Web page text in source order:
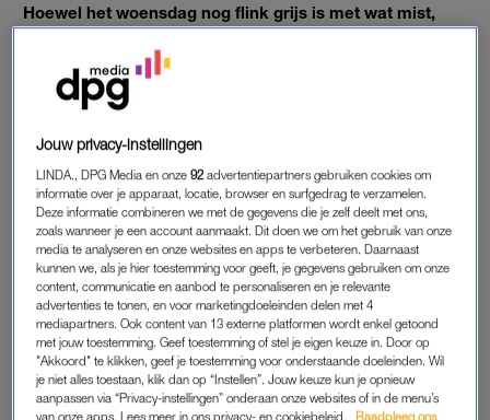
Hoewel het woensdag nog flink grijs is met wat mist,
dat er flink wat zon op komst is, en dat het vrijdag zelfs
een zonovergoten, lenteachtige dag wordt.
Na een grijze, sombere februari is het eindelijk tijd voor flink
wat zonuren.
ZONOVERGOTEN WEERBEELD
Vanaf donderdag kunnen we eindelijk genieten van het
lenteweer. “We krijgen donderdag lenteachtige taferelen. Het
is overal droog en de zon schijnt uitbundig. De temperatuur
valt met 11 tot 13 graden weer wat hoger uit dan voorgaande
dagen. Door het zonovergoten weerbeeld, in combinatie met
weinig wind, voelt het zelfs een beetje lenteachtig aan”, meldt
Jouw privacy-instellingen
LINDA., DPG Media en onze92 advertentiepartners gebruiken cookies om
informatie over je apparaat, locatie, browser en surfgedrag te verzamelen.
Deze informatie combineren we met de gegevens die je zelf deelt met ons,
zoals wanneer je een account aanmaakt. Dit doen we om het gebruik van onze
media te analyseren en onze websites en apps te verbeteren. Daarnaast
kunnen we, als je hier toestemming voor geeft, je gegevens gebruiken om onze
content, communicatie en aanbod te personaliseren en je relevante
advertenties te tonen, en voor marketingdoeleinden delen met 4
mediapartners. Ook content van 13 externe platformen wordt enkel getoond
met jouw toestemming. Geef toestemming of stel je eigen keuze in. Door op
"Akkoord" te klikken, geef je toestemming voor onderstaande doeleinden. Wil
je niet alles toestaan, klik dan op “Instellen”. Jouw keuze kun je opnieuw
aanpassen via “Privacy-instellingen” onderaan onze websites of in de menu’s
van onze apps. Lees meer in ons privacy- en cookiebeleid.
Raadpleeg ons